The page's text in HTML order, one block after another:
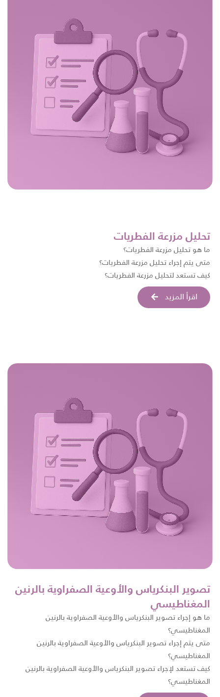
تحليل مزرعة الفطريات
ما هو تحليل مزرعة الفطريات؟
متى يتم إجراء تحليل مزرعة الفطريات؟
كيف تستعد لتحليل مزرعة الفطريات؟
اقرأ المزيد
تصوير البنكرياس والأوعية الصفراوية بالرنين
المغناطيسي
ما هو إجراء تصوير البنكرياس والأوعية الصفراوية بالرنين
المغناطيسي؟
متى يتم إجراء تصوير البنكرياس والأوعية الصفراوية بالرنين
المغناطيسي؟
كيف تستعد لإجراء تصوير البنكرياس والأوعية الصفراوية بالرنين
المغناطيسي؟